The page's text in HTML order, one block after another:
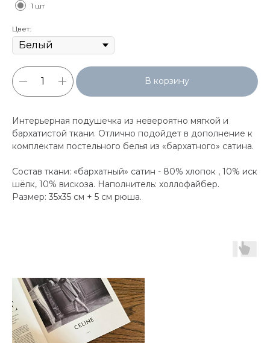
1 шт
Цвет:
В корзину
Интерьерная подушечка из невероятно мягкой и
бархатистой ткани. Отлично подойдет в дополнение к
комплектам постельного белья из «бархатного» сатина.
Состав ткани: «бархатный» сатин - 80% хлопок , 10% иск
шёлк, 10% вискоза. Наполнитель: холлофайбер.
Размер: 35х35 см + 5 см рюша.